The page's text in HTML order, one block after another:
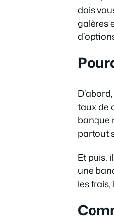
dois
galères
taux de
banque
partout
Et puis,
une
les frais,